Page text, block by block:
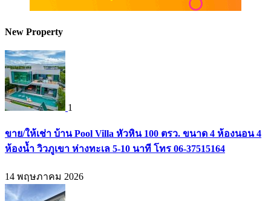
New Property
1
ขาย/ให้เช่า บ้าน Pool Villa หัวหิน 100 ตรว. ขนาด 4 ห้องนอน 4
ห้องน้ำ วิวภูเขา ห่างทะเล 5-10 นาที โทร 06-37515164
14 พฤษภาคม 2026